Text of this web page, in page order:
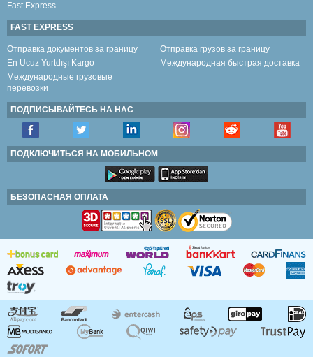
Fast Express
FAST EXPRESS
Отправка документов за границу
Отправка грузов за границу
En Ucuz Yurtdışı Kargo
Международная быстрая доставка
Международные грузовые
перевозки
ПОДПИСЫВАЙТЕСЬ НА НАС
ПОДКЛЮЧИТЬСЯ НА МОБИЛЬНОМ
БЕЗОПАСНАЯ ОПЛАТА